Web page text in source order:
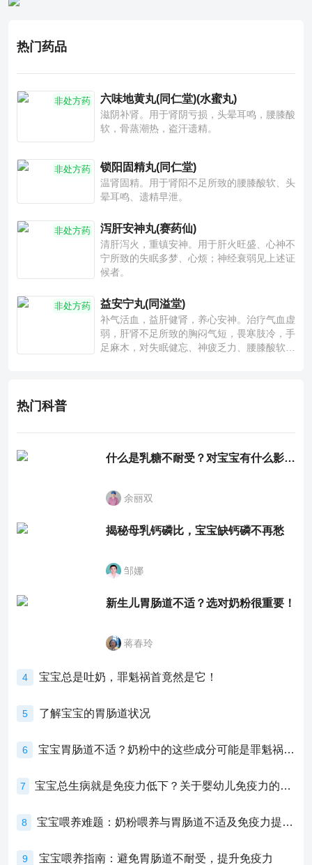
热门药品
非处方药 六味地黄丸(同仁堂)(水蜜丸)
滋阴补肾。用于肾阴亏损，头晕耳鸣，腰膝酸
软，骨蒸潮热，盗汗遗精。
非处方药 锁阳固精丸(同仁堂)
温肾固精。用于肾阳不足所致的腰膝酸软、头
晕耳鸣、遗精早泄。
非处方药 泻肝安神丸(赛药仙)
清肝泻火，重镇安神。用于肝火旺盛、心神不
宁所致的失眠多梦、心烦；神经衰弱见上述证
候者。
非处方药 益安宁丸(同溢堂)
补气活血，益肝健肾，养心安神。治疗气血虚
弱，肝肾不足所致的胸闷气短，畏寒肢冷，手
足麻木，对失眠健忘、神疲乏力、腰膝酸软也
热门科普
什么是乳糖不耐受？对宝宝有什么影响？
余丽双
揭秘母乳钙磷比，宝宝缺钙磷不再愁
邹娜
新生儿胃肠道不适？选对奶粉很重要！
蒋春玲
4 宝宝总是吐奶，罪魁祸首竟然是它！
5 了解宝宝的胃肠道状况
6 宝宝胃肠道不适？奶粉中的这些成分可能是罪魁祸首！
7 宝宝总生病就是免疫力低下？关于婴幼儿免疫力的真相，家长必须了解！
8 宝宝喂养难题：奶粉喂养与胃肠道不适及免疫力提升的奥秘
9 宝宝喂养指南：避免胃肠道不耐受，提升免疫力